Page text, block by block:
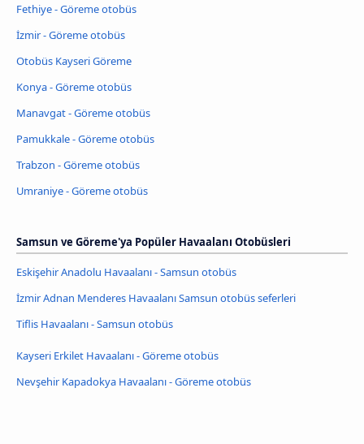
Fethiye - Göreme otobüs
İzmir - Göreme otobüs
Otobüs Kayseri Göreme
Konya - Göreme otobüs
Manavgat - Göreme otobüs
Pamukkale - Göreme otobüs
Trabzon - Göreme otobüs
Umraniye - Göreme otobüs
Samsun ve Göreme'ya Popüler Havaalanı Otobüsleri
Eskişehir Anadolu Havaalanı - Samsun otobüs
İzmir Adnan Menderes Havaalanı Samsun otobüs seferleri
Tiflis Havaalanı - Samsun otobüs
Kayseri Erkilet Havaalanı - Göreme otobüs
Nevşehir Kapadokya Havaalanı - Göreme otobüs